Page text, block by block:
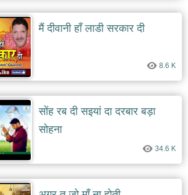
मैं दीवानी हाँ लाडी सरकार दी
8.6 K
सोंह रब दी सइयां दा दरबार बड़ा
सोहना
34.6 K